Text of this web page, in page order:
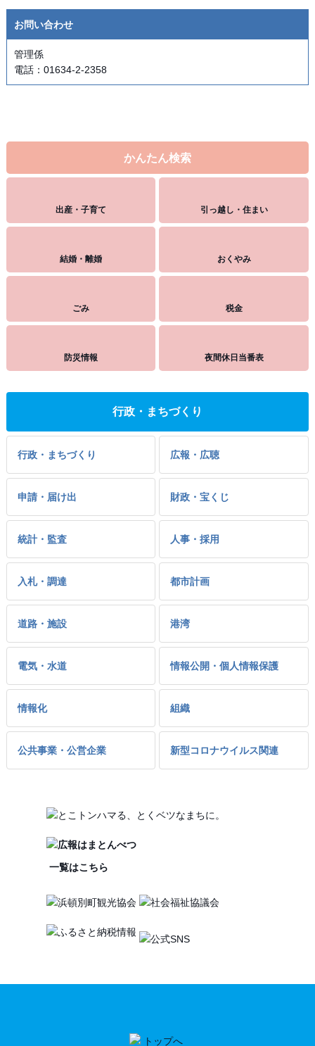
お問い合わせ
管理係
電話：01634-2-2358
かんたん検索
出産・子育て 引っ越し・住まい
結婚・離婚 おくやみ
ごみ 税金
防災情報 夜間休日当番表
行政・まちづくり
行政・まちづくり 広報・広聴
申請・届け出 財政・宝くじ
統計・監査 人事・採用
入札・調達 都市計画
道路・施設 港湾
電気・水道 情報公開・個人情報保護
情報化 組織
公共事業・公営企業 新型コロナウイルス関連
一覧はこちら